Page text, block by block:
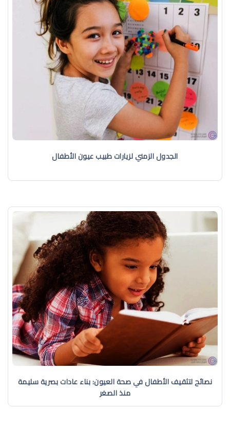
الجدول الزمني لزيارات طبيب عيون الأطفال
نصائح لتثقيف الأطفال في صحة العيون: بناء عادات بصرية سليمة
منذ الصغر